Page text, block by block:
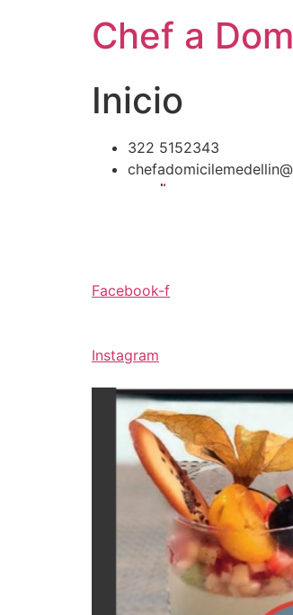
Chef a
Inicio
322 5152343
Facebook-f
Instagram